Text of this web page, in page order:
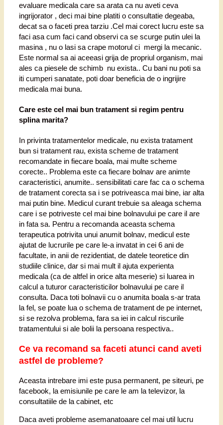
evaluare medicala care sa arata ca nu aveti ceva
ingrijorator , deci mai bine platiti o consultatie degeaba,
decat sa o faceti prea tarziu .Cel mai corect lucru este sa
faci asa cum faci cand observi ca se scurge putin ulei la
masina , nu o lasi sa crape motorul ci mergi la mecanic.
Este normal sa ai aceeasi grija de propriul organism, mai
ales ca piesele de schimb nu exista.. Cu bani nu poti sa
iti cumperi sanatate, poti doar beneficia de o ingrijire
medicala mai buna.
Care este cel mai bun tratament si regim pentru
splina marita?
In privinta tratamentelor medicale, nu exista tratament
bun si tratament rau, exista scheme de tratament
recomandate in fiecare boala, mai multe scheme
corecte.. Problema este ca fiecare bolnav are animte
caracteristici, anumite.. sensibilitati care fac ca o schema
de tratament corecta sa i se potriveasca mai bine, iar alta
mai putin bine. Medicul curant trebuie sa aleaga schema
care i se potriveste cel mai bine bolnavului pe care il are
in fata sa. Pentru a recomanda aceasta schema
terapeutica potrivita unui anumit bolnav, medicul este
ajutat de lucrurile pe care le-a invatat in cei 6 ani de
facultate, in anii de rezidentiat, de datele teoretice din
studiile clinice, dar si mai mult il ajuta experienta
medicala (ca de altfel in orice alta meserie) si luarea in
calcul a tuturor caracteristicilor bolnavului pe care il
consulta. Daca toti bolnavii cu o anumita boala s-ar trata
la fel, se poate lua o schema de tratament de pe internet,
si se rezolva problema, fara sa iei in calcul riscurile
tratamentului si ale bolii la persoana respectiva..
Ce va recomand sa faceti atunci cand aveti
astfel de probleme?
Aceasta intrebare imi este pusa permanent, pe siteuri, pe
facebook, la emisiunile pe care le am la televizor, la
consultatiile de la cabinet, etc
Daca aveti probleme asemanatoaare cel mai util lucru